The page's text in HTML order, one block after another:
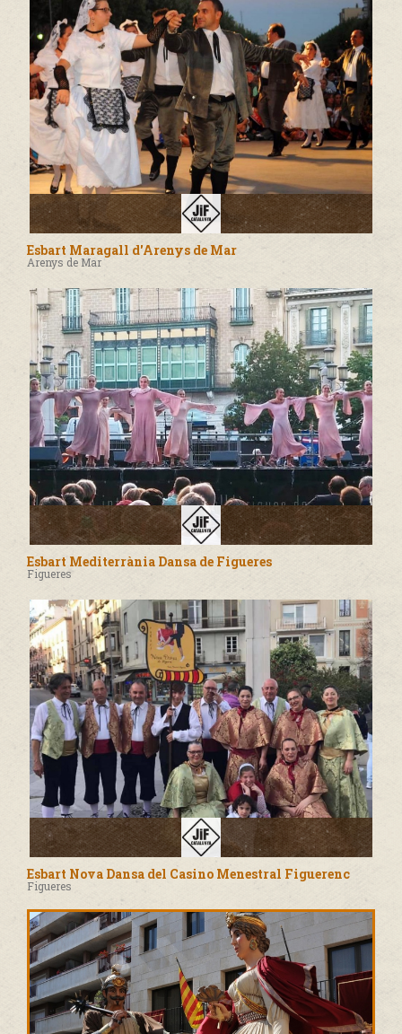
Esbart Maragall d'Arenys de Mar
Arenys de Mar
Esbart Mediterrània Dansa de Figueres
Figueres
Esbart Nova Dansa del Casino Menestral Figuerenc
Figueres